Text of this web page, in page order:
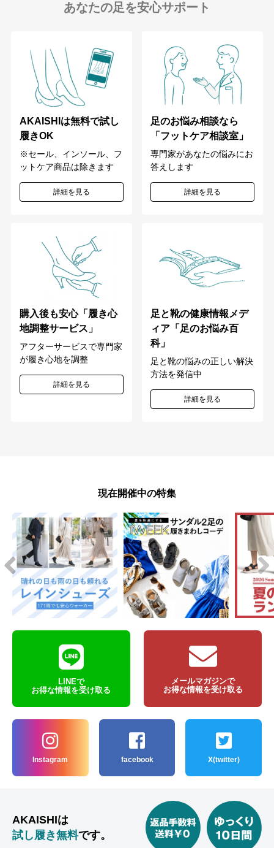
あなたの足を安心サポート
AKAISHIは無料で試し
履きOK
※セール、インソール、フ
ットケア商品は除きます
詳細を見る
足のお悩み相談なら
「フットケア相談室」
専門家があなたの悩みにお
答えします
詳細を見る
購入後も安心「履き心
地調整サービス」
アフターサービスで専門家
が履き心地を調整
詳細を見る
足と靴の健康情報メデ
ィア「足のお悩み百
科」
足と靴の悩みの正しい解決
方法を発信中
詳細を見る
現在開催中の特集
LINEで
お得な情報を受け取る
メールマガジンで
お得な情報を受け取る
Instagram facebook X(twitter)
AKAISHIは
試し履き無料です。